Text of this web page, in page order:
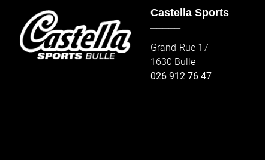
Castella Sports
Grand-Rue 17
1630 Bulle
026 912 76 47